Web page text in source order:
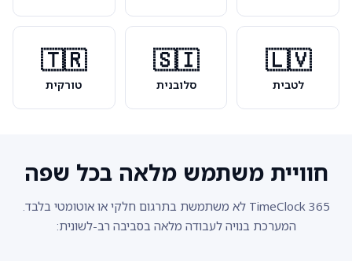
🇱🇻
לטבית
🇸🇮
סלובנית
🇹🇷
טורקית
חוויית משתמש מלאה בכל שפה
TimeClock 365 לא משתמשת בתרגום חלקי או אוטומטי בלבד.
המערכת בנויה לעבודה מלאה בסביבה רב-לשונית: